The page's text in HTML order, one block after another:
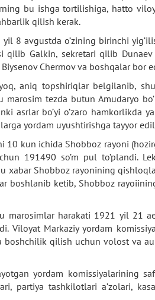
bu ishga tortilishiga, hatto
qilish kerak.
8 avgustda o’zining birinchi
qilib Galkin, sekretari qilib
Chermov va boshqalar bor
aniq topshiriqlar belgilanib,
tezda butun Amudaryo
asrlar bo’yi o’zaro hamkorlikda
yordam uyushtirishga tayyor
10 kun ichida Shobboz rayoni
191490 so’m pul to’plandi.
xabar Shobboz rayonining
boshlanib ketib, Shobboz
marosimlar harakati 1921 yil 21
Viloyat Markaziy yordam
boshchilik qilish uchun volost va
yordam komissiyalarining
partiya tashkilotlari a’zolari,